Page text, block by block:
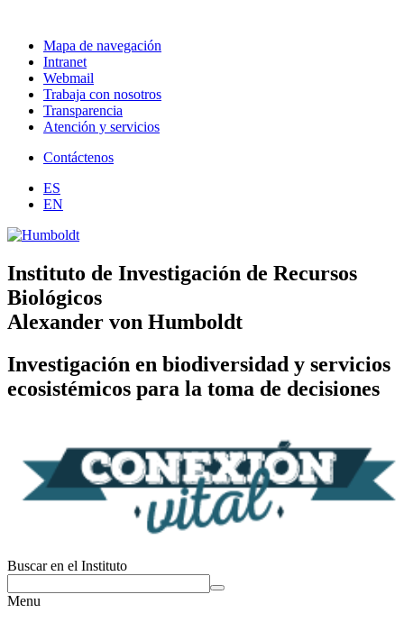
Mapa de navegación
Intranet
Webmail
Trabaja con nosotros
Transparencia
Atención y servicios
Contáctenos
ES
EN
Instituto de Investigación de Recursos
Biológicos
Alexander von Humboldt
Investigación en biodiversidad y servicios
ecosistémicos para la toma de decisiones
Buscar en el Instituto
Menu